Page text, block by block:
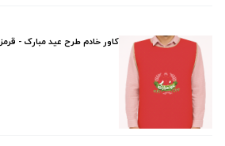
کاور خادم طرح عید مبارک - قرمز